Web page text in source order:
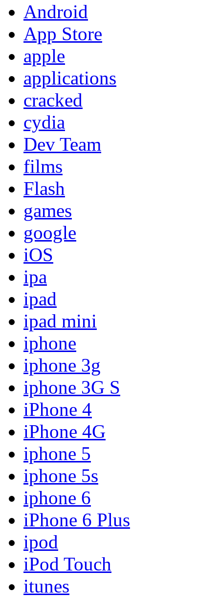
Android
App Store
apple
applications
cracked
cydia
Dev Team
films
Flash
games
google
iOS
ipa
ipad
ipad mini
iphone
iphone 3g
iphone 3G S
iPhone 4
iPhone 4G
iphone 5
iphone 5s
iphone 6
iPhone 6 Plus
ipod
iPod Touch
itunes